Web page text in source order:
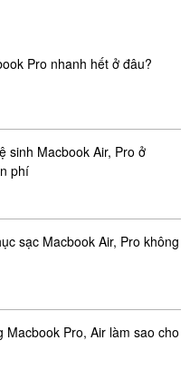
Pro nhanh hết ở đâu?
sinh Macbook Air, Pro ở
phí
sạc Macbook Air, Pro không
Macbook Pro, Air làm sao cho